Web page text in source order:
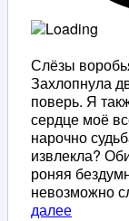
Слёзы
Захлопнула
поверь. Я
сердце моё
нарочно
извлекла?
роняя
невозможно
далее